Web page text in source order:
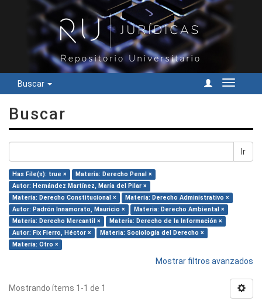
Buscar
Cambiar
Buscar
Ir
Has File(s): true ×
Materia: Derecho Penal ×
Autor: Hernández Martínez, María del Pilar ×
Materia: Derecho Constitucional ×
Materia: Derecho Administrativo ×
Autor: Padrón Innamorato, Mauricio ×
Materia: Derecho Ambiental ×
Materia: Derecho Mercantil ×
Materia: Derecho de la Información ×
Autor: Fix Fierro, Héctor ×
Materia: Sociología del Derecho ×
Materia: Otro ×
Mostrar filtros avanzados
Mostrando ítems 1-1 de 1